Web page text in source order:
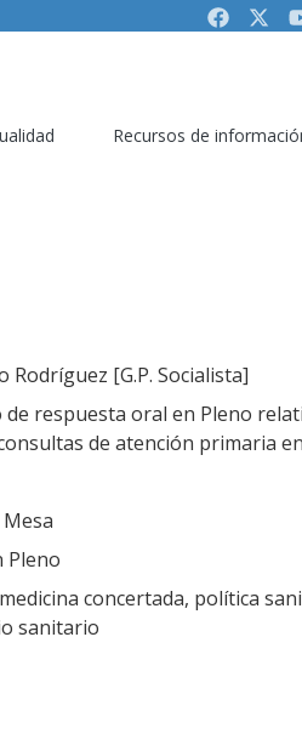
Recursos de
Rodríguez [G.P. Socialista]
respuesta oral en Pleno
de atención primaria
Pleno
concertada, política
sanitario